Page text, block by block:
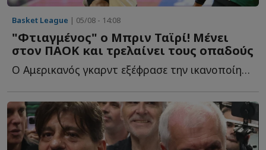
Basket League | 05/08 - 14:08
"Φτιαγμένος" ο Μπριν Ταϊρί! Μένει
στον ΠΑΟΚ και τρελαίνει τους οπαδούς
Ο Αμερικανός γκαρντ εξέφρασε την ικανοποίησή του για τ...